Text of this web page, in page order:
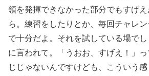
領を発揮できなかった部分でもすげ
ら。練習をしたりとか、毎回チャレ
で十分だよ。それを試している場で
に言われて。「うおお、すげえ！」
じじゃないんですけども、こういう